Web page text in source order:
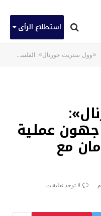
استطلاع الرأى
«وول ستريت جورنال»: الفلسطينيون يواجهون عملية بحث مروعة عن الأمان مع اشتداد الحرب
عملية
مع
لا توجد تعليقات